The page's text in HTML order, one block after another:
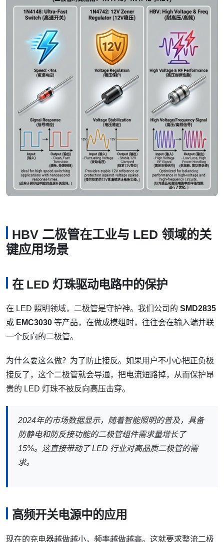
HBV 二极管在工业与 LED 领域的关
键应用场景
在 LED 灯珠驱动电路中的保护
在 LED 照明领域，二极管是守护神。我们公司的 SMD2835
或 EMC3030 等产品，在做成模组时，往往会在输入端并联
一个反向的二极管。
为什么要这么做？为了防止接反。如果用户不小心把正负极
接反了，这个二极管就会导通，把电流短路掉，从而保护昂
贵的 LED 灯珠不被反向高压击穿。
2024年的市场数据显示，随着智能照明的普及，具备
防静电和防反接功能的二极管组件需求量增长了
15%。这直接带动了 LED 行业对高品质二极管的需
求。
高频开关电源中的应用
现在的充电器越做越小，频率越做越高。这就要求整流二极